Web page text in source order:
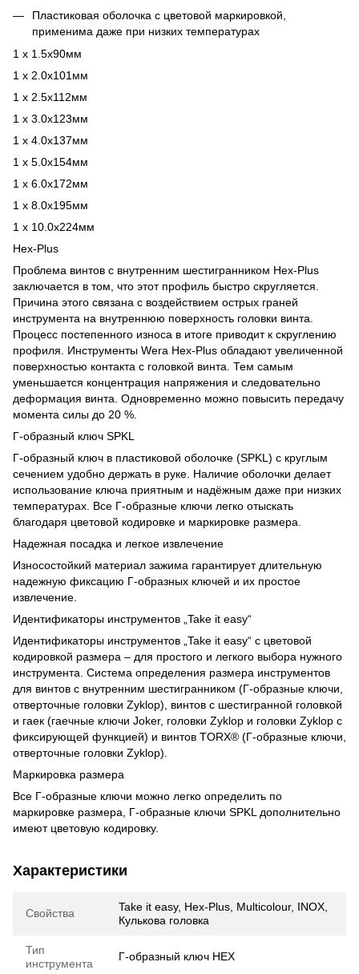
Пластиковая оболочка с цветовой маркировкой,
применима даже при низких температурах
1 x 1.5x90мм
1 x 2.0x101мм
1 x 2.5x112мм
1 x 3.0x123мм
1 x 4.0x137мм
1 x 5.0x154мм
1 x 6.0x172мм
1 x 8.0x195мм
1 x 10.0x224мм
Hex-Plus
Проблема винтов с внутренним шестигранником Hex-Plus
заключается в том, что этот профиль быстро скругляется.
Причина этого связана с воздействием острых граней
инструмента на внутреннюю поверхность головки винта.
Процесс постепенного износа в итоге приводит к скруглению
профиля. Инструменты Wera Hex-Plus обладают увеличенной
поверхностью контакта с головкой винта. Тем самым
уменьшается концентрация напряжения и следовательно
деформация винта. Одновременно можно повысить передачу
момента силы до 20 %.
Г-образный ключ SPKL
Г-образный ключ в пластиковой оболочке (SPKL) с круглым
сечением удобно держать в руке. Наличие оболочки делает
использование ключа приятным и надёжным даже при низких
температурах. Все Г-образные ключи легко отыскать
благодаря цветовой кодировке и маркировке размера.
Надежная посадка и легкое извлечение
Износостойкий материал зажима гарантирует длительную
надежную фиксацию Г-образных ключей и их простое
извлечение.
Идентификаторы инструментов „Take it easy“
Идентификаторы инструментов „Take it easy“ с цветовой
кодировкой размера – для простого и легкого выбора нужного
инструмента. Система определения размера инструментов
для винтов с внутренним шестигранником (Г-образные ключи,
отверточные головки Zyklop), винтов с шестигранной головкой
и гаек (гаечные ключи Joker, головки Zyklop и головки Zyklop с
фиксирующей функцией) и винтов TORX® (Г-образные ключи,
отверточные головки Zyklop).
Маркировка размера
Все Г-образные ключи можно легко определить по
маркировке размера, Г-образные ключи SPKL дополнительно
имеют цветовую кодировку.
Характеристики
Свойства
Take it easy, Hex-Plus, Multicolour, INOX,
Кулькова головка
Тип
инструмента
Г-образный ключ HEX